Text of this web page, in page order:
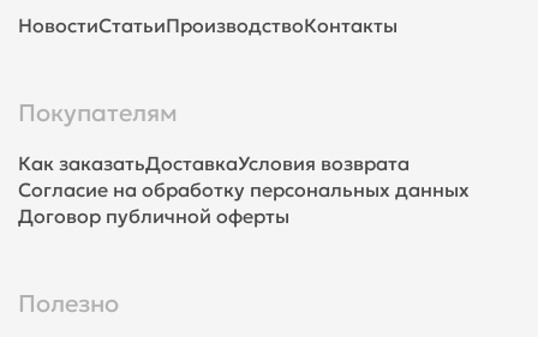
НовостиСтатьиПроизводствоКонтакты
Покупателям
Как заказатьДоставкаУсловия возврата
Согласие на обработку персональных данных
Договор публичной оферты
Полезно